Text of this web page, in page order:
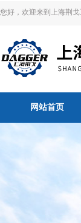
您好，欢迎来到上海荆
网站首页